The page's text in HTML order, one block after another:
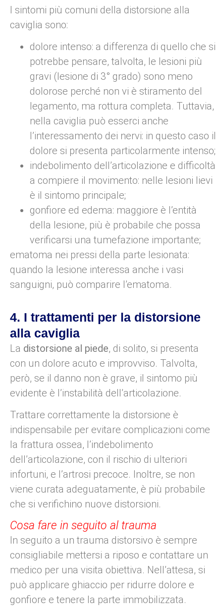
I sintomi più comuni della distorsione alla
caviglia sono:
dolore intenso: a differenza di quello che si
potrebbe pensare, talvolta, le lesioni più
gravi (lesione di 3° grado) sono meno
dolorose perché non vi è stiramento del
legamento, ma rottura completa. Tuttavia,
nella caviglia può esserci anche
l’interessamento dei nervi: in questo caso il
dolore si presenta particolarmente intenso;
indebolimento dell’articolazione e difficoltà
a compiere il movimento: nelle lesioni lievi
è il sintomo principale;
gonfiore ed edema: maggiore è l’entità
della lesione, più è probabile che possa
verificarsi una tumefazione importante;
ematoma nei pressi della parte lesionata:
quando la lesione interessa anche i vasi
sanguigni, può comparire l’ematoma.
4. I trattamenti per la distorsione
alla caviglia
La distorsione al piede, di solito, si presenta
con un dolore acuto e improvviso. Talvolta,
però, se il danno non è grave, il sintomo più
evidente è l’instabilità dell’articolazione.
Trattare correttamente la distorsione è
indispensabile per evitare complicazioni come
la frattura ossea, l’indebolimento
dell’articolazione, con il rischio di ulteriori
infortuni, e l’artrosi precoce. Inoltre, se non
viene curata adeguatamente, è più probabile
che si verifichino nuove distorsioni.
Cosa fare in seguito al trauma
In seguito a un trauma distorsivo è sempre
consigliabile mettersi a riposo e contattare un
medico per una visita obiettiva. Nell’attesa, si
può applicare ghiaccio per ridurre dolore e
gonfiore e tenere la parte immobilizzata.